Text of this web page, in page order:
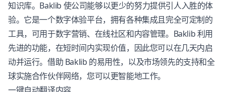
知识库。Baklib 使公司能够以更少的努力提供引人入胜的体
验。它是一个数字体验平台，拥有各种集成且完全可定制的
工具，可用于数字营销、在线社区和内容管理。Baklib 利用
先进的功能，在短时间内实现价值，因此您可以在几天内启
动并运行。借助 Baklib 的易用性，以及市场领先的支持和全
球实施合作伙伴网络，您可以更智能地工作。